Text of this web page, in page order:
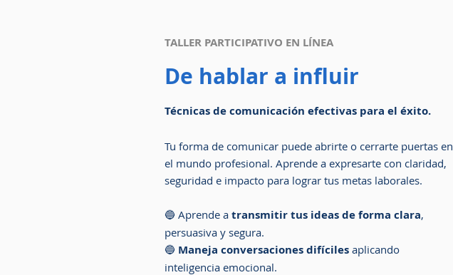
TALLER PARTICIPATIVO EN LÍNEA
De hablar a influir
Técnicas de comunicación efectivas para el éxito.
Tu forma de comunicar puede abrirte o cerrarte puertas en
el mundo profesional. Aprende a expresarte con claridad,
seguridad e impacto para lograr tus metas laborales.
🔵 Aprende a transmitir tus ideas de forma clara,
persuasiva y segura.
🔵 Maneja conversaciones difíciles aplicando
inteligencia emocional.